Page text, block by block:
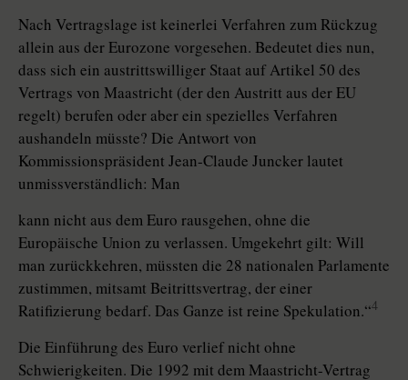
Nach Vertragslage ist keinerlei Verfahren zum Rückzug
allein aus der Eurozone vorgesehen. Bedeutet dies nun,
dass sich ein austrittswilliger Staat auf Artikel 50 des
Vertrags von Maastricht (der den Austritt aus der EU
regelt) berufen oder aber ein spezielles Verfahren
aushandeln müsste? Die Antwort von
Kommissionspräsident Jean-­Claude Juncker lautet
unmissverständlich: Man
kann nicht aus dem Euro rausgehen, ohne die
Europäische Union zu verlassen. Umgekehrt gilt: Will
man zurückkehren, müssten die 28 nationalen Parlamente
zustimmen, mitsamt Beitrittsvertrag, der einer
Ratifizierung bedarf. Das Ganze ist reine Spekulation.“4
Die Einführung des Euro verlief nicht ohne
Schwierigkeiten. Die 1992 mit dem Maastricht-Vertrag